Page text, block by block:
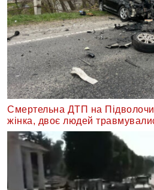
Смертельна ДТП на
жінка, двоє людей